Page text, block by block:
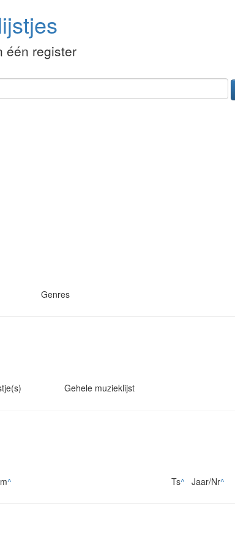
één register
Genres
Gehele muzieklijst
^ Ts^ Jaar/Nr^